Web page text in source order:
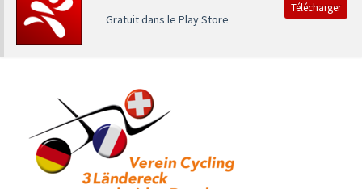
Gratuit dans le Play Store
Télécharger